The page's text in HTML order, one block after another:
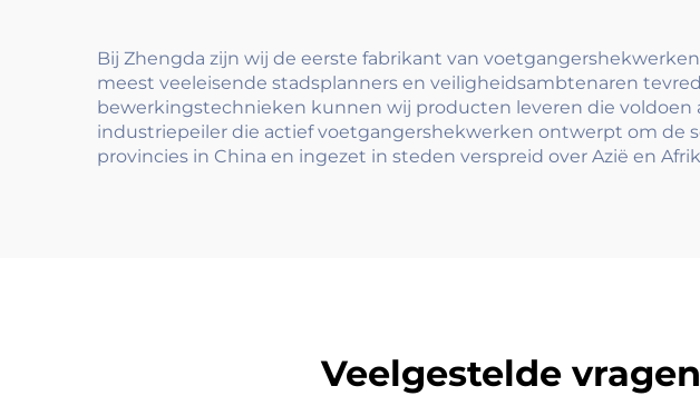
Bij Zhengda zijn wij de eerste fabrikant van
meest veeleisende stadsplanners en veiligheidsambtenaren
bewerkingstechnieken kunnen wij producten leveren die voldoen
industriepeiler die actief voetgangershekwerken ontwerpt om de
provincies in China en ingezet in steden verspreid over Azië en
Veelgestelde